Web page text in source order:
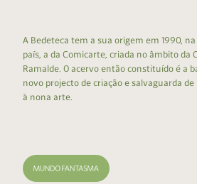
A Bedeteca tem a sua origem em 1990,
país, a da Comicarte, criada no âmbito da
Ramalde. O acervo então constituído é a
novo projecto de criação e salvaguarda
à nona arte.